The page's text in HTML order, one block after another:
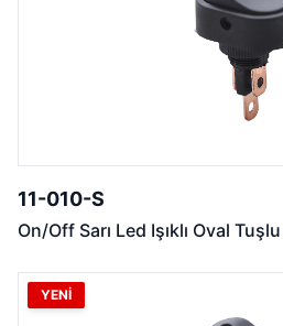
11-010-S
On/Off Sarı Led Işıklı Oval
YENİ